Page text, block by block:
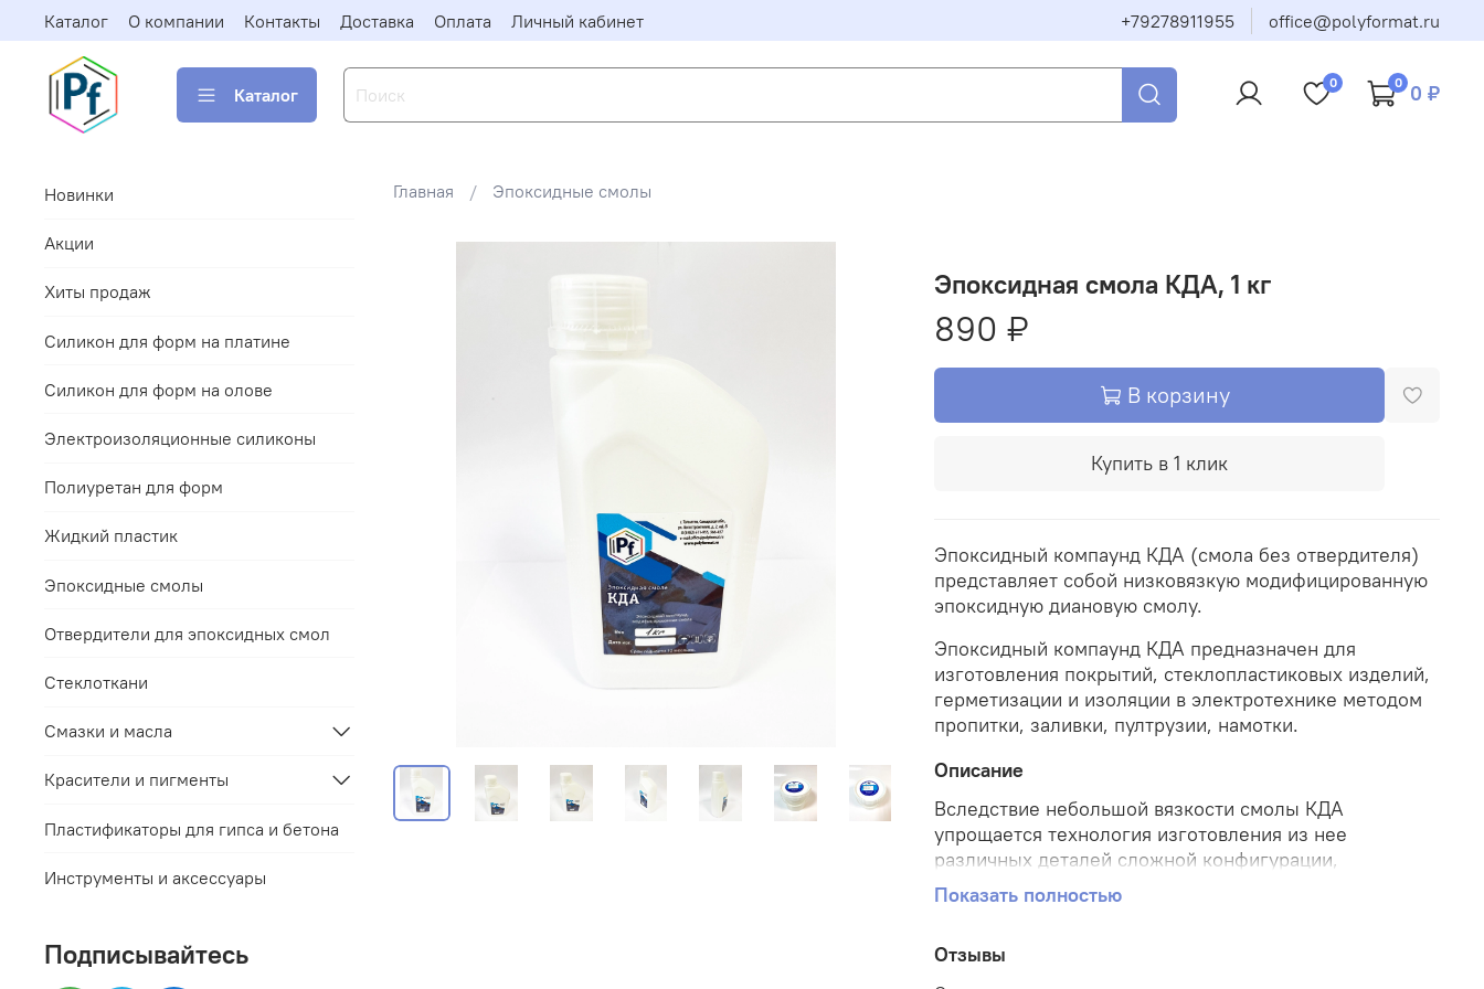
Каталог О компании Контакты Доставка Оплата Личный кабинет +79278911955 office@polyformat.ru
Каталог
0 0 0 ₽
Главная Эпоксидные смолы
Эпоксидная смола КДА, 1 кг
890 ₽
В корзину
Купить в 1 клик
Эпоксидный компаунд КДА (смола без отвердителя)
представляет собой низковязкую модифицированную
эпоксидную диановую смолу.
Эпоксидный компаунд КДА предназначен для
изготовления покрытий, стеклопластиковых изделий,
герметизации и изоляции в электротехнике методом
пропитки, заливки, пултрузии, намотки.
Описание
Вследствие небольшой вязкости смолы КДА
упрощается технология изготовления из нее
различных деталей сложной конфигурации,
полученных выкладкой или инфузией.
комплектовать отвердителями эпоксидных смол
Показать полностью
Отзывы
Новинки
Акции
Хиты продаж
Силикон для форм на платине
Силикон для форм на олове
Электроизоляционные силиконы
Полиуретан для форм
Жидкий пластик
Эпоксидные смолы
Отвердители для эпоксидных смол
Стеклоткани
Смазки и масла
Красители и пигменты
Пластификаторы для гипса и бетона
Инструменты и аксессуары
Подписывайтесь